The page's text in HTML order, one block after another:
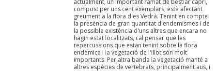
actualment, un important ramat de bestiar caprí,
compost per uns cent exemplars, està afectant
greument a la flora d'es Vedrà. Tenint en compte
la presència de gran quantitat d'endemismes i de
la possible existència d'uns altres que encara no
hagin estat localitzats, cal pensar que les
repercussions que estan tenint sobre la flora
endèmica i la vegetació de l'illot són molt
importants. Per altra banda la vegetació manté a
altres espècies de vertebrats, principalment aus, i